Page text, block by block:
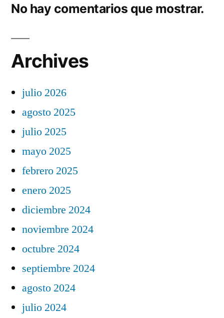
No hay comentarios que mostrar.
Archives
julio 2026
agosto 2025
julio 2025
mayo 2025
febrero 2025
enero 2025
diciembre 2024
noviembre 2024
octubre 2024
septiembre 2024
agosto 2024
julio 2024